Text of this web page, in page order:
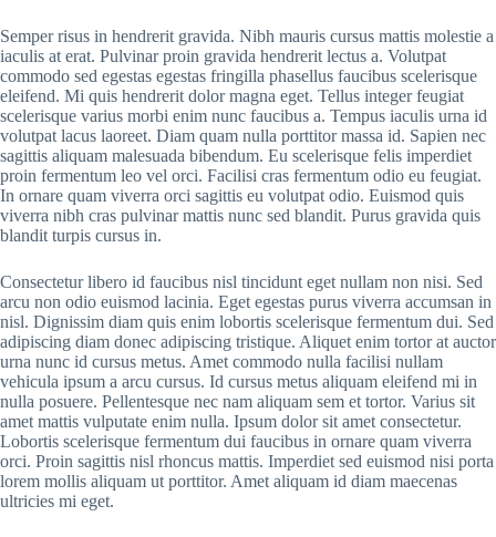
Semper risus in hendrerit gravida. Nibh mauris cursus mattis molestie a
iaculis at erat. Pulvinar proin gravida hendrerit lectus a. Volutpat
commodo sed egestas egestas fringilla phasellus faucibus scelerisque
eleifend. Mi quis hendrerit dolor magna eget. Tellus integer feugiat
scelerisque varius morbi enim nunc faucibus a. Tempus iaculis urna id
volutpat lacus laoreet. Diam quam nulla porttitor massa id. Sapien nec
sagittis aliquam malesuada bibendum. Eu scelerisque felis imperdiet
proin fermentum leo vel orci. Facilisi cras fermentum odio eu feugiat.
In ornare quam viverra orci sagittis eu volutpat odio. Euismod quis
viverra nibh cras pulvinar mattis nunc sed blandit. Purus gravida quis
blandit turpis cursus in.
Consectetur libero id faucibus nisl tincidunt eget nullam non nisi. Sed
arcu non odio euismod lacinia. Eget egestas purus viverra accumsan in
nisl. Dignissim diam quis enim lobortis scelerisque fermentum dui. Sed
adipiscing diam donec adipiscing tristique. Aliquet enim tortor at auctor
urna nunc id cursus metus. Amet commodo nulla facilisi nullam
vehicula ipsum a arcu cursus. Id cursus metus aliquam eleifend mi in
nulla posuere. Pellentesque nec nam aliquam sem et tortor. Varius sit
amet mattis vulputate enim nulla. Ipsum dolor sit amet consectetur.
Lobortis scelerisque fermentum dui faucibus in ornare quam viverra
orci. Proin sagittis nisl rhoncus mattis. Imperdiet sed euismod nisi porta
lorem mollis aliquam ut porttitor. Amet aliquam id diam maecenas
ultricies mi eget.